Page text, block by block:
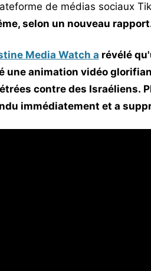
de médias sociaux
selon un nouveau
Media Watch a révélé
une animation vidéo
contre des Israéliens.
immédiatement et a